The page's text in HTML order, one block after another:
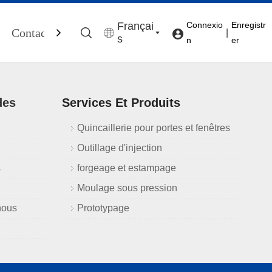
Contactez-Nous
Françai
s
Connexio
n
Enregistr
er
Services Et Produits
Quincaillerie pour portes et fenêtres
Outillage d'injection
forgeage et estampage
Moulage sous pression
Prototypage